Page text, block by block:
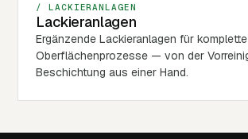
/ LACKIERANLAGEN
Lackieranlagen
Ergänzende Lackieranlagen für komplette
Oberflächenprozesse — von der
Beschichtung aus einer Hand.